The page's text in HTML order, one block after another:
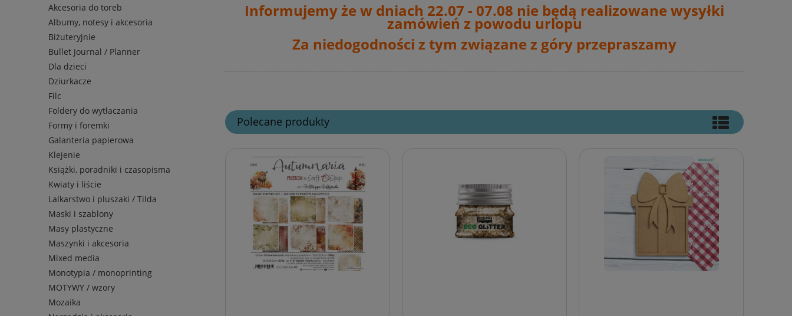
Akcesoria do toreb
Albumy, notesy i akcesoria
Biżuteryjnie
Bullet Journal / Planner
Dla dzieci
Dziurkacze
Filc
Foldery do wytłaczania
Formy i foremki
Galanteria papierowa
Klejenie
Książki, poradniki i czasopisma
Kwiaty i liście
Lalkarstwo i pluszaki / Tilda
Maski i szablony
Masy plastyczne
Maszynki i akcesoria
Mixed media
Monotypia / monoprinting
MOTYWY / wzory
Mozaika
Informujemy że w dniach 22.07 - 07.08 nie będą realizowane wysyłki
zamówień z powodu urlopu
Za niedogodności z tym związane z góry przepraszamy
Polecane produkty